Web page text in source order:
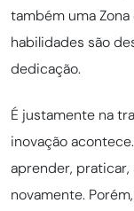
também uma
habilidades são
dedicação.
É justamente na
inovação
aprender,
novamente.